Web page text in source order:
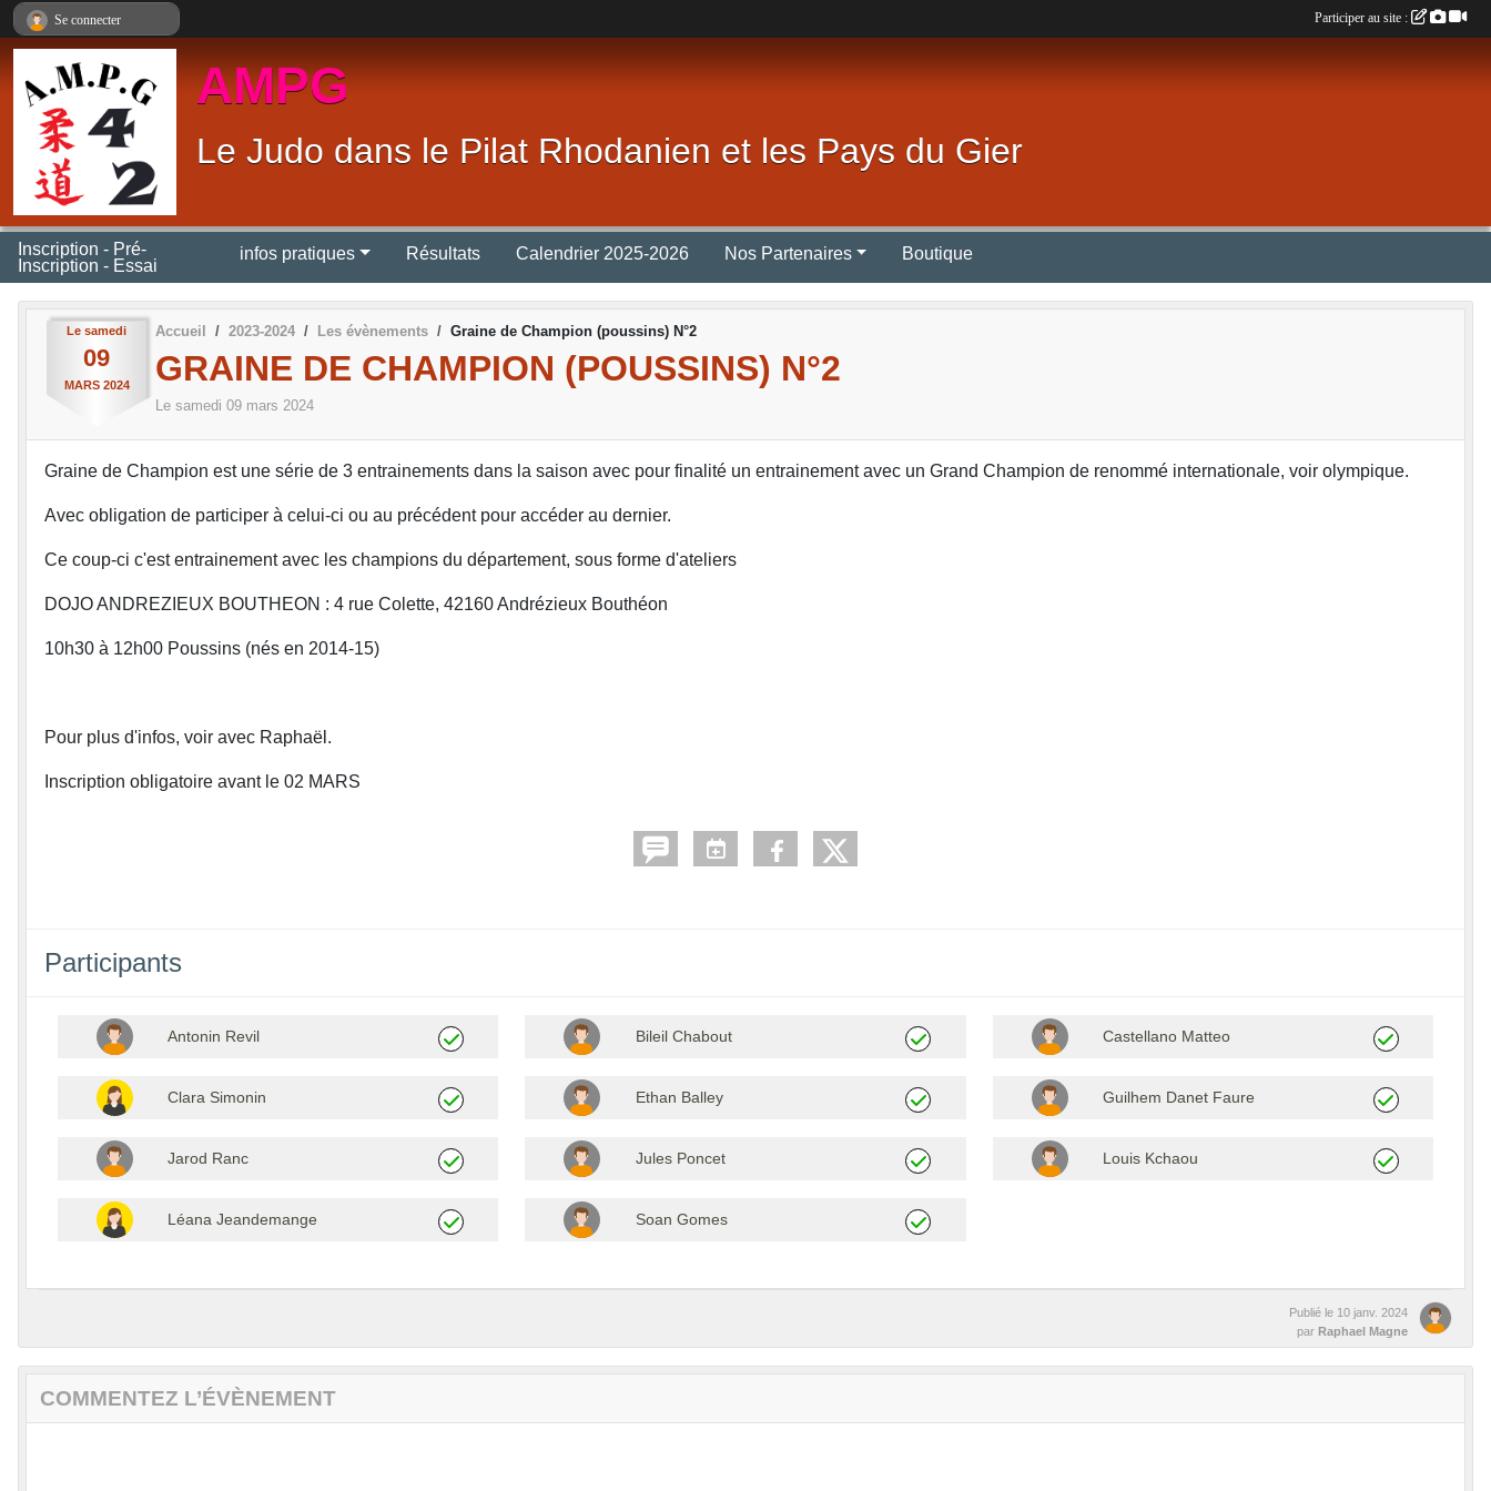
AMPG
Le Judo dans le Pilat Rhodanien et les Pays du Gier
Inscription - Pré-
Inscription - Essai
infos pratiques Résultats Calendrier 2025-2026 Nos Partenaires Boutique
Le samedi
09
MARS 2024
Accueil 2023-2024 Les évènements Graine de Champion (poussins) N°2
GRAINE DE CHAMPION (POUSSINS) N°2
Le samedi 09 mars 2024
Graine de Champion est une série de 3 entrainements dans la saison avec pour finalité un entrainement avec un Grand Champion de renommé internationale, voir olympique.
Avec obligation de participer à celui-ci ou au précédent pour accéder au dernier.
Ce coup-ci c'est entrainement avec les champions du département, sous forme d'ateliers
DOJO ANDREZIEUX BOUTHEON : 4 rue Colette, 42160 Andrézieux Bouthéon
10h30 à 12h00 Poussins (nés en 2014-15)
Pour plus d'infos, voir avec Raphaël.
Inscription obligatoire avant le 02 MARS
Participants
Antonin Revil Bileil Chabout Castellano Matteo
Clara Simonin Ethan Balley Guilhem Danet Faure
Jarod Ranc Jules Poncet Louis Kchaou
Léana Jeandemange Soan Gomes
Publié le 10 janv. 2024
par Raphael Magne
COMMENTEZ L’ÉVÈNEMENT
Se connecter Participer au site :
Panneau de gestion des cookies